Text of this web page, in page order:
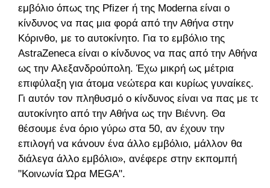
εμβόλιο όπως της Pfizer ή της Moderna είναι ο
κίνδυνος να πας μια φορά από την Αθήνα στην
Κόρινθο, με το αυτοκίνητο. Για το εμβόλιο της
AstraZeneca είναι ο κίνδυνος να πας από την Αθήνα
ως την Αλεξανδρούπολη. Έχω μικρή ως μέτρια
επιφύλαξη για άτομα νεώτερα και κυρίως γυναίκες.
Γι αυτόν τον πληθυσμό ο κίνδυνος είναι να πας με το
αυτοκίνητο από την Αθήνα ως την Βιέννη. Θα
θέσουμε ένα όριο γύρω στα 50, αν έχουν την
επιλογή να κάνουν ένα άλλο εμβόλιο, μάλλον θα
διάλεγα άλλο εμβόλιο», ανέφερε στην εκπομπή
"Κοινωνία Ώρα MEGA".